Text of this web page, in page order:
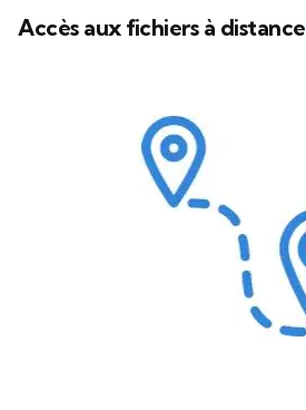
Accès aux fichiers à distance